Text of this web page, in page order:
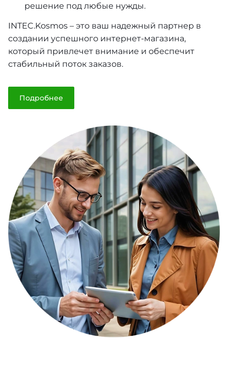
решение под любые нужды.
INTEC.Kosmos – это ваш надежный партнер в
создании успешного интернет-магазина,
который привлечет внимание и обеспечит
стабильный поток заказов.
Подробнее